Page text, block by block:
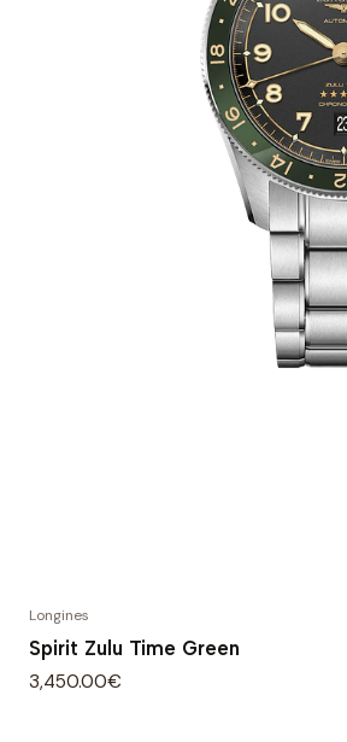
Longines
Spirit Zulu Time Green
3,450.00€